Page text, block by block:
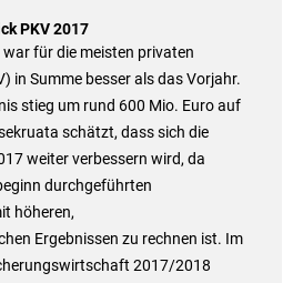
PKV 2017
für die meisten privaten
in Summe besser als das Vorjahr.
stieg um rund 600 Mio. Euro auf
schätzt, dass sich die
weiter verbessern wird, da
durchgeführten
höheren,
Ergebnissen zu rechnen ist. Im
2017/2018